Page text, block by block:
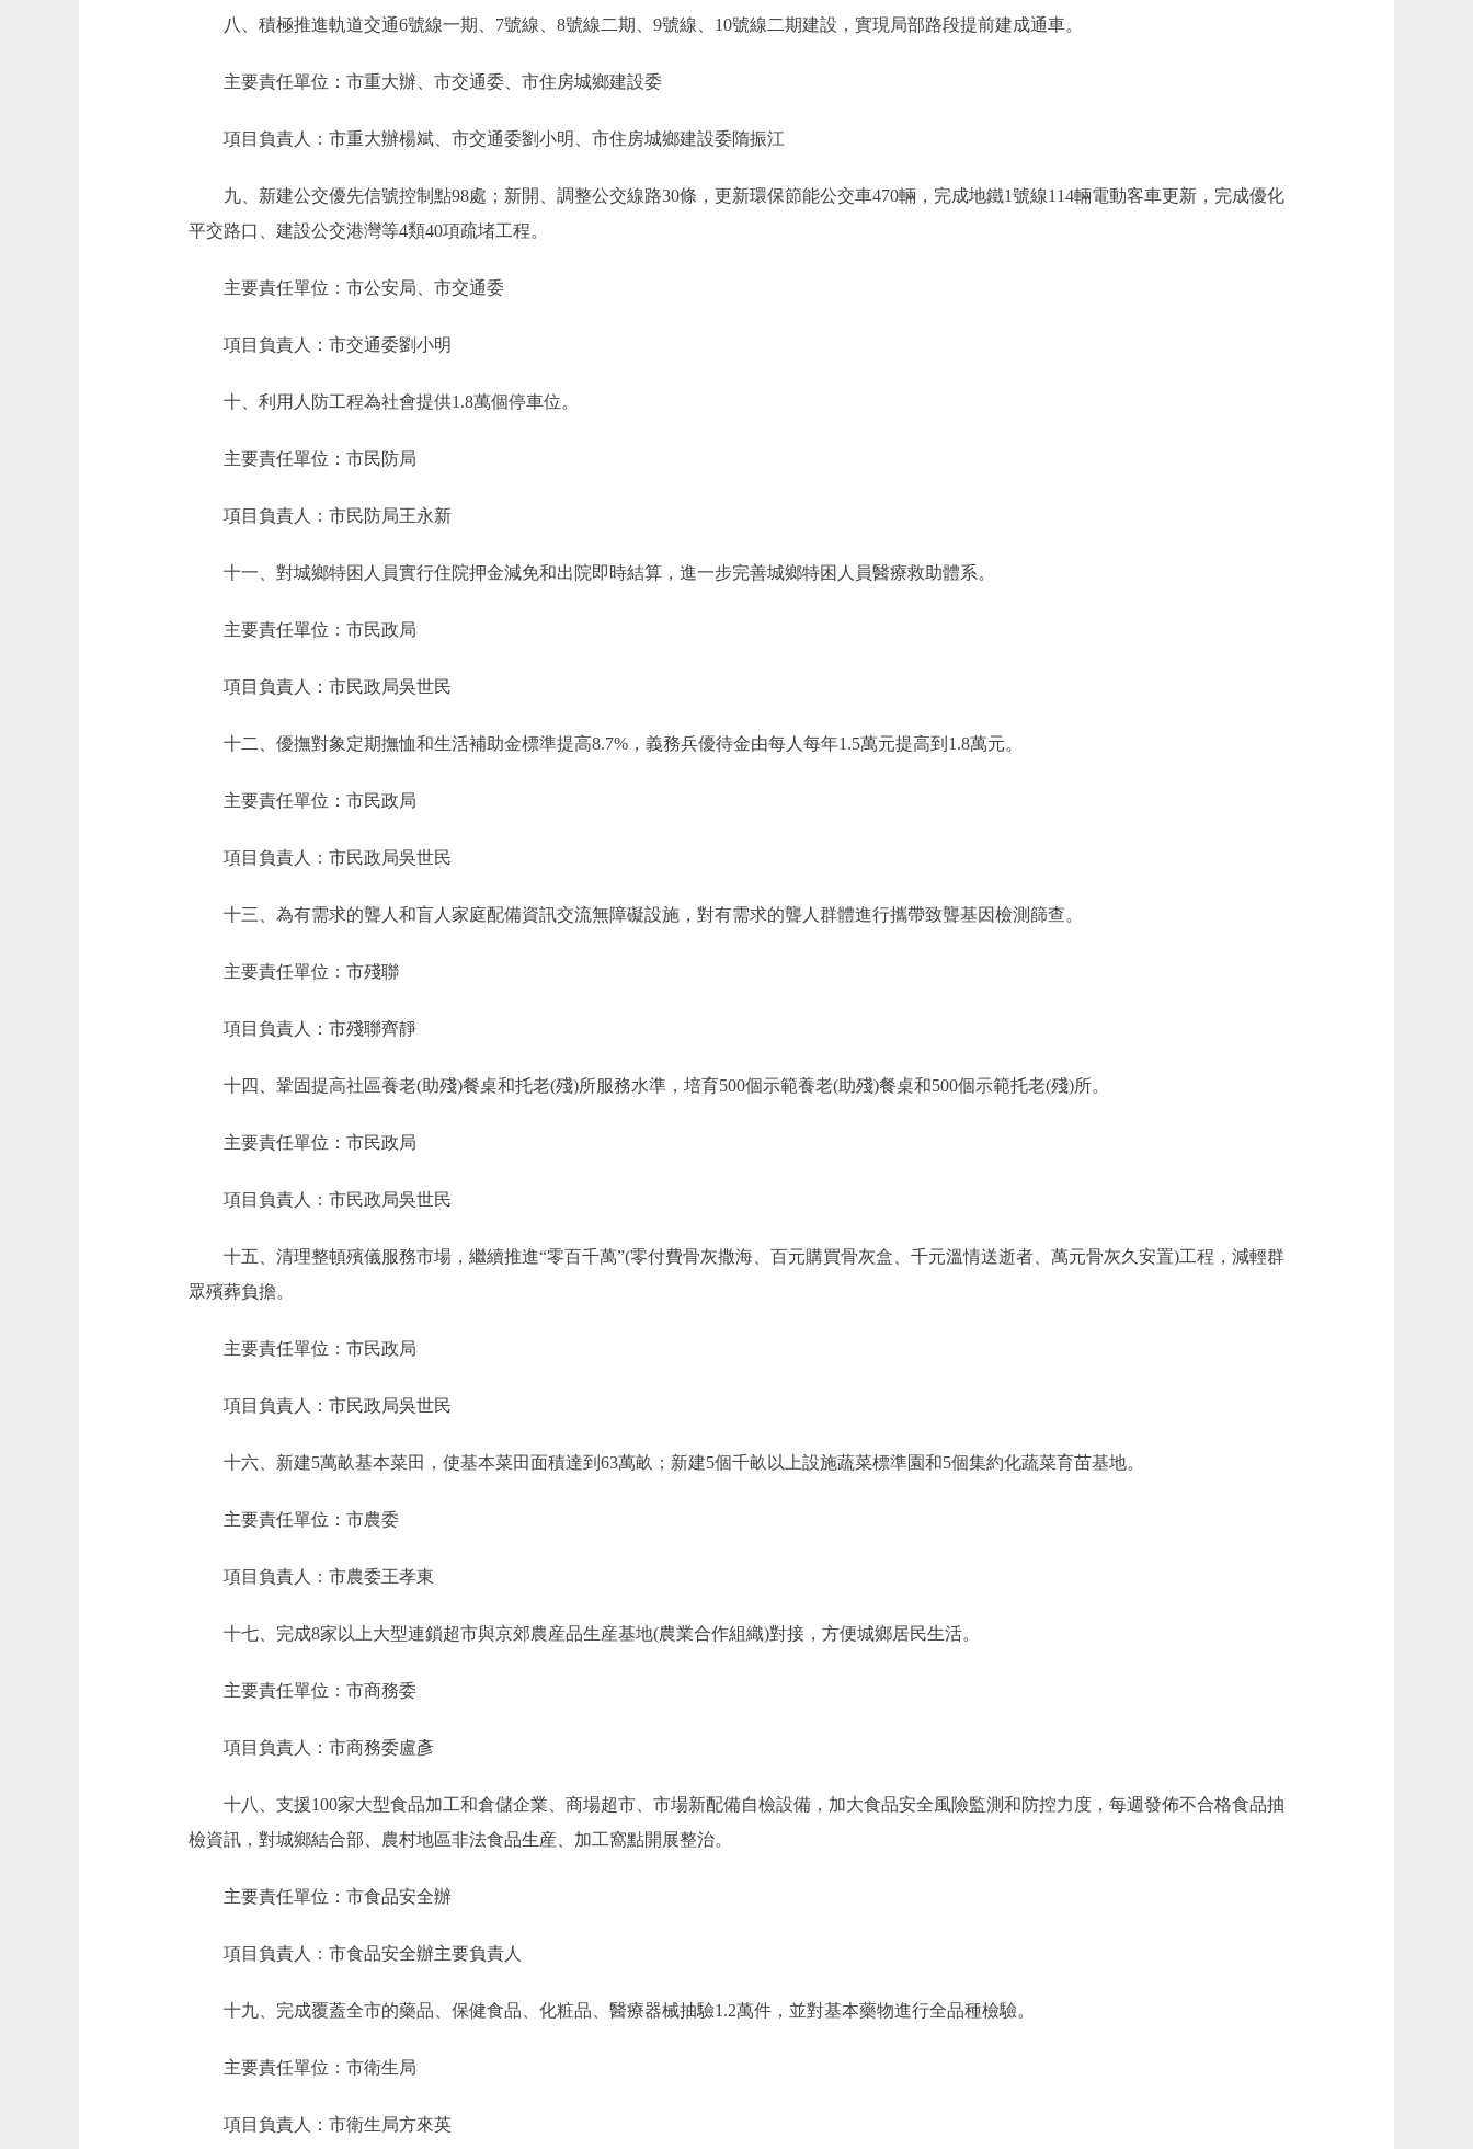
八、積極推進軌道交通6號線一期、7號線、8號線二期、9號線、10號線二期建設，實現局部路段提前建成通車。
主要責任單位：市重大辦、市交通委、市住房城鄉建設委
項目負責人：市重大辦楊斌、市交通委劉小明、市住房城鄉建設委隋振江
九、新建公交優先信號控制點98處；新開、調整公交線路30條，更新環保節能公交車470輛，完成地鐵1號線114輛電動客車更新，完成優化
平交路口、建設公交港灣等4類40項疏堵工程。
主要責任單位：市公安局、市交通委
項目負責人：市交通委劉小明
十、利用人防工程為社會提供1.8萬個停車位。
主要責任單位：市民防局
項目負責人：市民防局王永新
十一、對城鄉特困人員實行住院押金減免和出院即時結算，進一步完善城鄉特困人員醫療救助體系。
主要責任單位：市民政局
項目負責人：市民政局吳世民
十二、優撫對象定期撫恤和生活補助金標準提高8.7%，義務兵優待金由每人每年1.5萬元提高到1.8萬元。
主要責任單位：市民政局
項目負責人：市民政局吳世民
十三、為有需求的聾人和盲人家庭配備資訊交流無障礙設施，對有需求的聾人群體進行攜帶致聾基因檢測篩查。
主要責任單位：市殘聯
項目負責人：市殘聯齊靜
十四、鞏固提高社區養老(助殘)餐桌和托老(殘)所服務水準，培育500個示範養老(助殘)餐桌和500個示範托老(殘)所。
主要責任單位：市民政局
項目負責人：市民政局吳世民
十五、清理整頓殯儀服務市場，繼續推進“零百千萬”(零付費骨灰撒海、百元購買骨灰盒、千元溫情送逝者、萬元骨灰久安置)工程，減輕群
眾殯葬負擔。
主要責任單位：市民政局
項目負責人：市民政局吳世民
十六、新建5萬畝基本菜田，使基本菜田面積達到63萬畝；新建5個千畝以上設施蔬菜標準園和5個集約化蔬菜育苗基地。
主要責任單位：市農委
項目負責人：市農委王孝東
十七、完成8家以上大型連鎖超市與京郊農産品生産基地(農業合作組織)對接，方便城鄉居民生活。
主要責任單位：市商務委
項目負責人：市商務委盧彥
十八、支援100家大型食品加工和倉儲企業、商場超市、市場新配備自檢設備，加大食品安全風險監測和防控力度，每週發佈不合格食品抽
檢資訊，對城鄉結合部、農村地區非法食品生産、加工窩點開展整治。
主要責任單位：市食品安全辦
項目負責人：市食品安全辦主要負責人
十九、完成覆蓋全市的藥品、保健食品、化粧品、醫療器械抽驗1.2萬件，並對基本藥物進行全品種檢驗。
主要責任單位：市衛生局
項目負責人：市衛生局方來英